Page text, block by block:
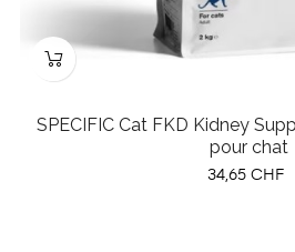
SPECIFIC Cat FKD Kidney
pour chat
Prix
34,65 CHF